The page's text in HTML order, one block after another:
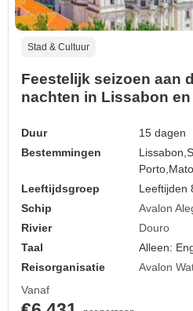
Stad & Cultuur
Feestelijk seizoen aan
nachten in Lissabon
Duur
15 dagen
Bestemmingen
Lissabon,
Porto,
Leeftijdsgroep
Leeftijden
Schip
Avalon
Rivier
Douro
Taal
Alleen:
Reisorganisatie
Avalon
Vanaf